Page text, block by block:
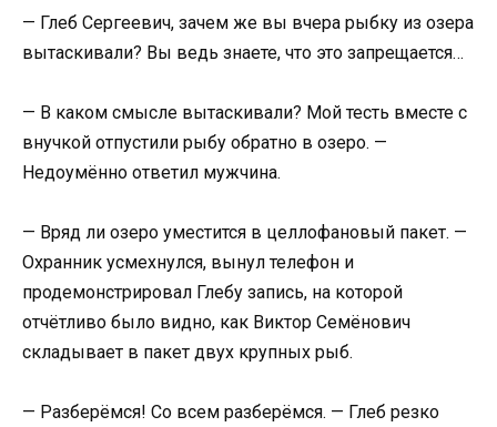
— Глеб Сергеевич, зачем же вы вчера рыбку из озера
вытаскивали? Вы ведь знаете, что это запрещается…
— В каком смысле вытаскивали? Мой тесть вместе с
внучкой отпустили рыбу обратно в озеро. —
Недоумённо ответил мужчина.
— Вряд ли озеро уместится в целлофановый пакет. —
Охранник усмехнулся, вынул телефон и
продемонстрировал Глебу запись, на которой
отчётливо было видно, как Виктор Семёнович
складывает в пакет двух крупных рыб.
— Разберёмся! Со всем разберёмся. — Глеб резко